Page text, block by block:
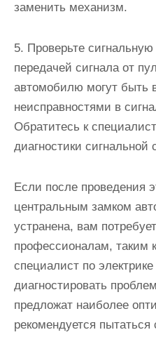
заменить механизм.
5. Проверьте
передачей сигнала от
автомобилю могут быть
неисправностями в
Обратитесь к
диагностики сигнальной
Если после проведения
центральным замком
устранена, вам
профессионалам, таким
специалист по
диагностировать
предложат наиболее
рекомендуется пытаться